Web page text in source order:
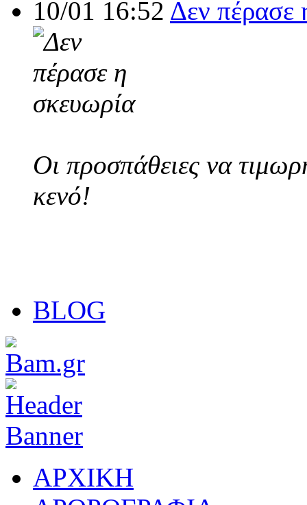
10/01 16:52 Δεν πέρασε
Οι προσπάθειες να
κενό!
BLOG
ΑΡΧΙΚΗ